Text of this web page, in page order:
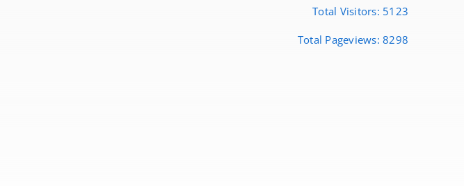
Total Visitors: 5123
Total Pageviews:8298